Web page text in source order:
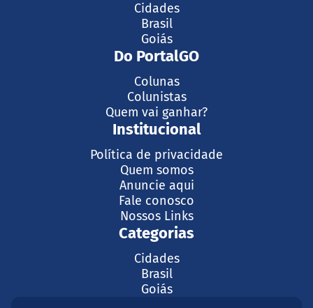
Cidades
Brasil
Goiás
Do PortalGO
Colunas
Colunistas
Quem vai ganhar?
Institucional
Política de privacidade
Quem somos
Anuncie aqui
Fale conosco
Nossos Links
Categorias
Cidades
Brasil
Goiás